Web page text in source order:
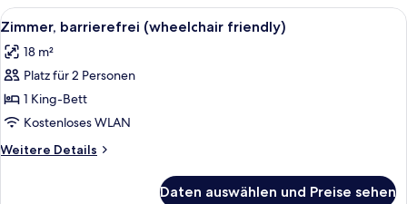
Alle
Fotos
für
Zimmer,
barrierefrei
(wheelchair
friendly)
anzeigen
Ein modernes Schlafzimmer mit
5
Zimmer, barrierefrei (wheelchair friendly)
18 m²
Platz für 2 Personen
1 King-Bett
Kostenloses WLAN
Weitere Details
Weitere
Daten auswählen und Preise sehen